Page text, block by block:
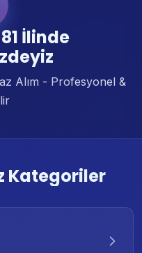
İlinde
Alım - Profesyonel &
Kategoriler